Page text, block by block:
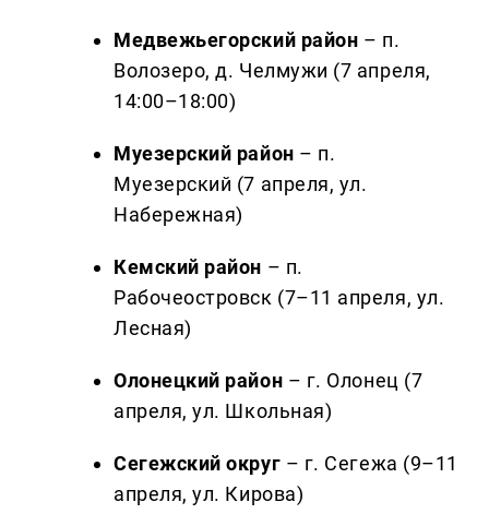
Медвежьегорский район – п.
Волозеро, д. Челмужи (7 апреля,
14:00–18:00)
Муезерский район – п.
Муезерский (7 апреля, ул.
Набережная)
Кемский район – п.
Рабочеостровск (7–11 апреля, ул.
Лесная)
Олонецкий район – г. Олонец (7
апреля, ул. Школьная)
Сегежский округ – г. Сегежа (9–11
апреля, ул. Кирова)